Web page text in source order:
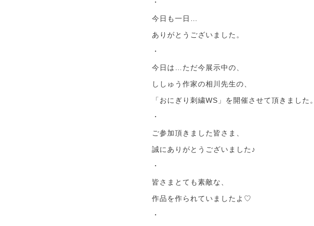
・
今日も一日…
ありがとうございました。
・
今日は…ただ今展示中の、
ししゅう作家の相川先生の、
「おにぎり刺繍WS」を開催させて頂きました。
・
ご参加頂きました皆さま、
誠にありがとうございました♪
・
皆さまとても素敵な、
作品を作られていましたよ♡
・